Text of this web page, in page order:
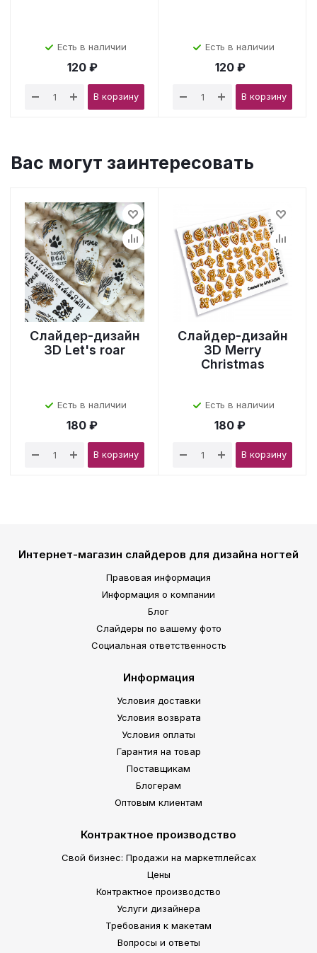
Есть в наличии
120 ₽
В корзину
Есть в наличии
120 ₽
В корзину
Вас могут заинтересовать
Слайдер-дизайн
3D Let's roar
Есть в наличии
180 ₽
В корзину
Слайдер-дизайн
3D Merry
Christmas
Есть в наличии
180 ₽
В корзину
Интернет-магазин слайдеров для дизайна ногтей
Правовая информация
Информация о компании
Блог
Слайдеры по вашему фото
Социальная ответственность
Информация
Условия доставки
Условия возврата
Условия оплаты
Гарантия на товар
Поставщикам
Блогерам
Оптовым клиентам
Контрактное производство
Свой бизнес: Продажи на маркетплейсах
Цены
Контрактное производство
Услуги дизайнера
Требования к макетам
Вопросы и ответы